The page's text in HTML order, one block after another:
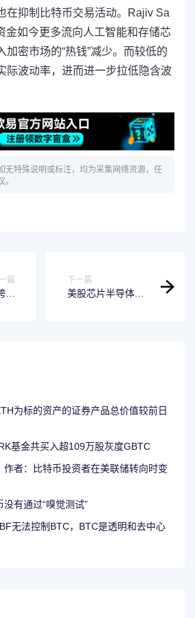
在抑制比特币交易活动。Rajiv Sa
金如今更多流向人工智能和存储芯
加密市场的“热钱”减少。而较低的
际波动率，进而进一步拉低隐含波
无特殊说明或标注，均为采集网络资源，任
篇 下一篇
美股芯片半导体全
为标的资产的证券产品总价值较前日
基金共买入超109万股灰度GBTC
作者：比特币投资者在美联储转向时变
有通过“嗅觉测试”
无法控制BTC，BTC是透明和去中心